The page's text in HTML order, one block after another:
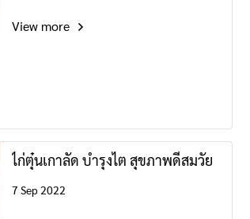
View more
ไก่ตุ๋นเกาลัด บำรุงไต สุขภาพดีสมวัย
7 Sep 2022